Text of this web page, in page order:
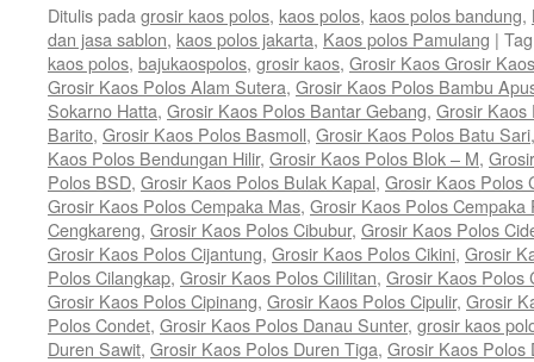
Ditulis pada grosir kaos polos, kaos polos, kaos polos bandung,
dan jasa sablon, kaos polos jakarta, Kaos polos Pamulang | Tag
kaos polos, bajukaospolos, grosir kaos, Grosir Kaos Grosir
Grosir Kaos Polos Alam Sutera, Grosir Kaos Polos Bambu
Sokarno Hatta, Grosir Kaos Polos Bantar Gebang, Grosir Kaos
Barito, Grosir Kaos Polos Basmoll, Grosir Kaos Polos Batu Sari
Kaos Polos Bendungan Hilir, Grosir Kaos Polos Blok – M,
Polos BSD, Grosir Kaos Polos Bulak Kapal, Grosir Kaos Polos
Grosir Kaos Polos Cempaka Mas, Grosir Kaos Polos Cempaka
Cengkareng, Grosir Kaos Polos Cibubur, Grosir Kaos Polos
Grosir Kaos Polos Cijantung, Grosir Kaos Polos Cikini, Grosir
Polos Cilangkap, Grosir Kaos Polos Cililitan, Grosir Kaos Polos
Grosir Kaos Polos Cipinang, Grosir Kaos Polos Cipulir, Grosir
Polos Condet, Grosir Kaos Polos Danau Sunter, grosir kaos
Duren Sawit, Grosir Kaos Polos Duren Tiga, Grosir Kaos Polos